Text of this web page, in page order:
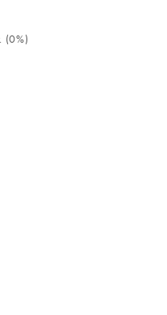
dage 199,20 kr. (0%).
(0%)